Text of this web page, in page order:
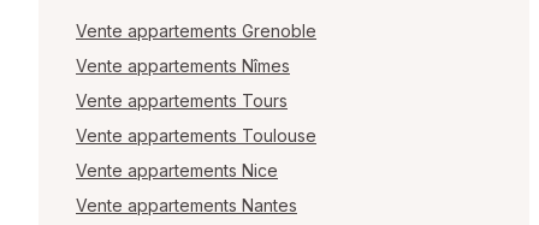
Vente appartements Grenoble
Vente appartements Nîmes
Vente appartements Tours
Vente appartements Toulouse
Vente appartements Nice
Vente appartements Nantes